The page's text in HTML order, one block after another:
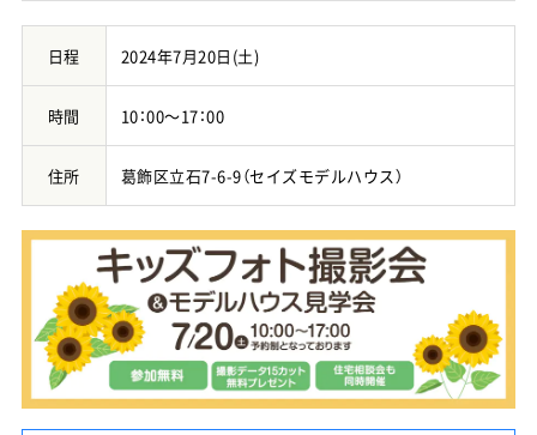
リノベーションの流れ
施工事例
店舗案内
お問い合わせ・お見積り
お知らせ・イベント情報
リフォームコラム
日程 2024年7月20日(土)
時間 10：00～17：00
住所 葛飾区立石7-6-9（セイズモデルハウス）